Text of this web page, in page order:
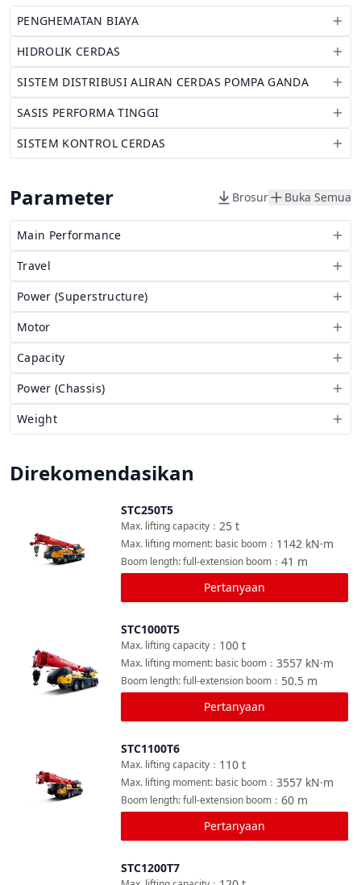
PENGHEMATAN BIAYA
HIDROLIK CERDAS
SISTEM DISTRIBUSI ALIRAN CERDAS POMPA GANDA
SASIS PERFORMA TINGGI
SISTEM KONTROL CERDAS
Parameter Brosur Buka Semua
Main Performance
Travel
Power (Superstructure)
Motor
Capacity
Power (Chassis)
Weight
Direkomendasikan
STC250T5
25 t
Max. lifting capacity ：
1142 kN·m
Max. lifting moment: basic boom ：
41 m
Boom length: full-extension boom ：
Pertanyaan
STC1000T5
100 t
Max. lifting capacity ：
3557 kN·m
Max. lifting moment: basic boom ：
50.5 m
Boom length: full-extension boom ：
Pertanyaan
STC1100T6
110 t
Max. lifting capacity ：
3557 kN·m
Max. lifting moment: basic boom ：
60 m
Boom length: full-extension boom ：
Pertanyaan
STC1200T7